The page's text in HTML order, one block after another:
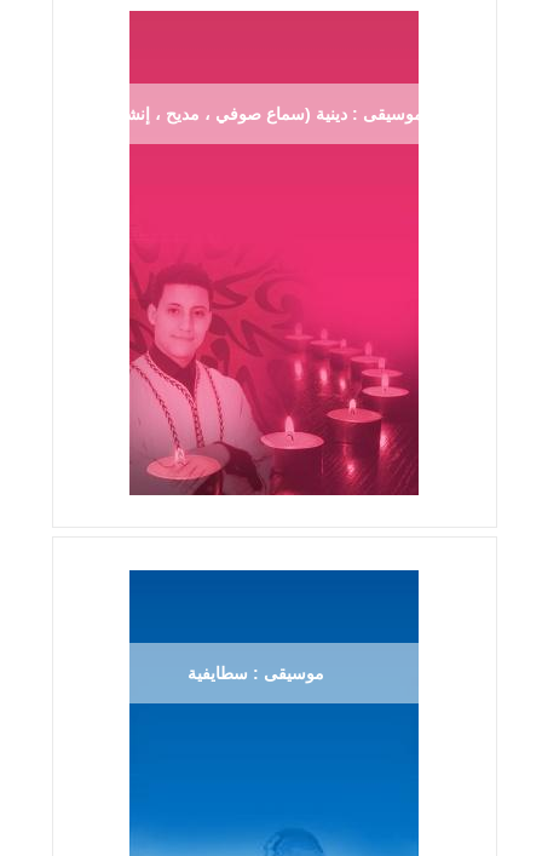
موسيقى : دينية (سماع صوفي ، مديح ، إنشاد ...)
موسيقى : سطايفية